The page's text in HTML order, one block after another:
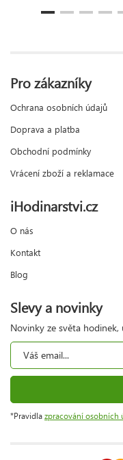
Pro zákazníky
Ochrana osobních údajů
Doprava a platba
Obchodní podmínky
Vrácení zboží a reklamace
iHodinarstvi.cz
O nás
Kontakt
Blog
Slevy a novinky
Novinky ze světa
*Pravidla zpracování osobních